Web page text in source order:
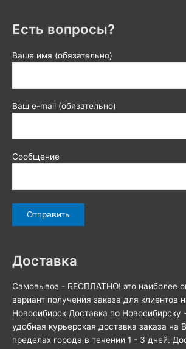
Есть вопросы?
Ваше имя (обязательно)
Ваш e-mail (обязательно)
Сообщение
Доставка
Самовывоз - БЕСПЛАТНО! это наиболее
вариант получения заказа для клиентов
Новосибирск Доставка по Новосибирску
удобная курьерская доставка заказа на
пределах города в течении 1 - 3 дней.